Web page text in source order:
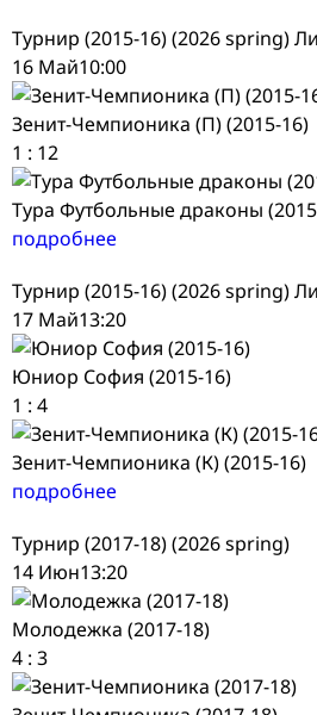
Турнир (2015-16) (2026 spring)
16 Май10:00
Зенит-Чемпионика (П) (2015-16)
1 : 12
Тура Футбольные драконы
подробнее
Турнир (2015-16) (2026 spring)
17 Май13:20
Юниор София (2015-16)
1 : 4
Зенит-Чемпионика (К) (2015-16)
подробнее
Турнир (2017-18) (2026 spring)
14 Июн13:20
Молодежка (2017-18)
4 : 3